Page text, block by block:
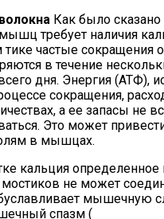
Как было сказано
требует наличия
частые сокращения
в течение
дня. Энергия (АТФ),
сокращения,
а ее запасы не
Это может
в мышцах.
кальция определенное
не может
мышечную
спазм (